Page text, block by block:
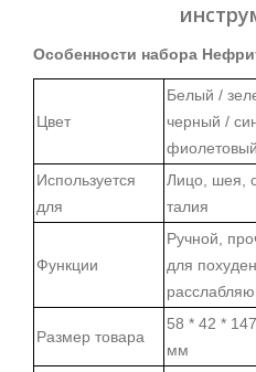
Особенности набора
Цвет
Белый /
черный /
Используется
для
Лицо, шея,
талия
Функции
Ручной,
для
Размер товара
58 * 42 *
мм